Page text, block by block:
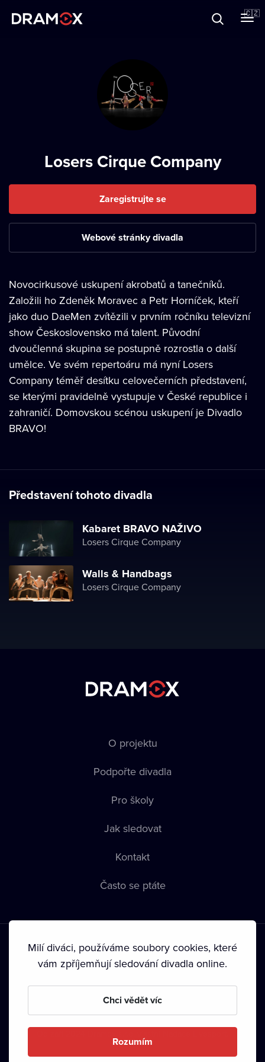
🇨🇿
Losers Cirque Company
Zaregistrujte se
Webové stránky divadla
Novocirkusové uskupení akrobatů a tanečníků.
Založili ho Zdeněk Moravec a Petr Horníček, kteří
jako duo DaeMen zvítězili v prvním ročníku televizní
show Československo má talent. Původní
dvoučlenná skupina se postupně rozrostla o další
umělce. Ve svém repertoáru má nyní Losers
Company téměř desítku celovečerních představení,
se kterými pravidelně vystupuje v České republice i
zahraničí. Domovskou scénou uskupení je Divadlo
BRAVO!
Představení tohoto divadla
Kabaret BRAVO NAŽIVO
Losers Cirque Company
Walls & Handbags
Losers Cirque Company
O projektu
Podpořte divadla
Pro školy
Jak sledovat
Kontakt
Často se ptáte
Podmínky používání • Ochrana soukromí • Zásady používání
• Autorská práva•
Milí diváci, používáme soubory cookies, které
vám zpříjemňují sledování divadla online.
Chci vědět víc
Rozumím